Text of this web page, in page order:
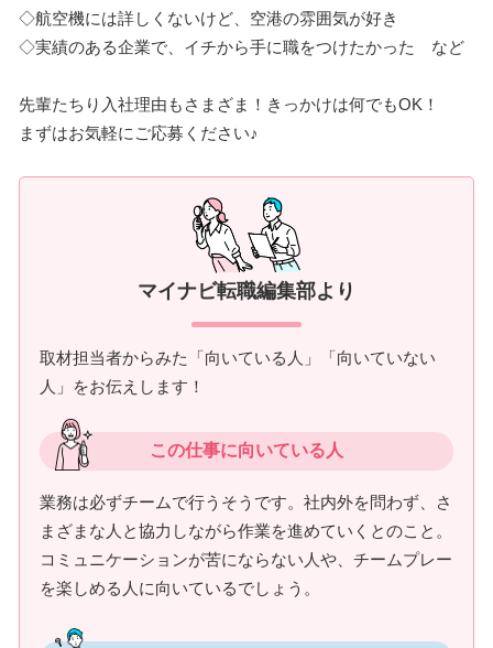
◇航空機には詳しくないけど、空港の雰囲気が好き
◇実績のある企業で、イチから手に職をつけたかった など
先輩たちり入社理由もさまざま！きっかけは何でもOK！
まずはお気軽にご応募ください♪
マイナビ転職編集部より
取材担当者からみた「向いている人」「向いていない
人」をお伝えします！
この仕事に向いている人
業務は必ずチームで行うそうです。社内外を問わず、さ
まざまな人と協力しながら作業を進めていくとのこと。
コミュニケーションが苦にならない人や、チームプレー
を楽しめる人に向いているでしょう。